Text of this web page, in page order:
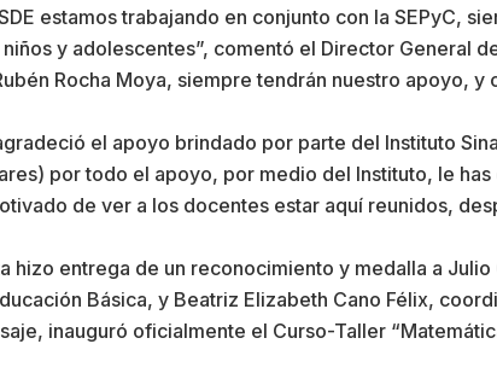
estamos trabajando en conjunto con la SEPyC,
y adolescentes”, comentó el Director General
Rocha Moya, siempre tendrán nuestro apoyo,
el apoyo brindado por parte del Instituto
por todo el apoyo, por medio del Instituto, le
de ver a los docentes estar aquí reunidos,
hizo entrega de un reconocimiento y medalla a
Básica, y Beatriz Elizabeth Cano Félix,
inauguró oficialmente el Curso-Taller